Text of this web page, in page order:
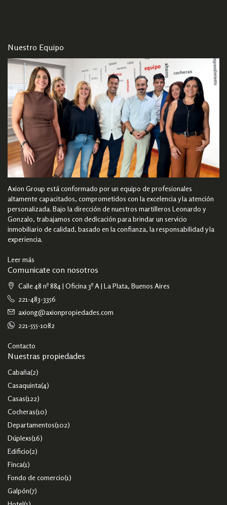
Nuestro Equipo
Axion Group está conformado por un equipo de profesionales
altamente capacitados, comprometidos con la excelencia y la atención
personalizada. Bajo la dirección de nuestros martilleros Leonardo y
Gonzalo, trabajamos con dedicación para brindar un servicio
inmobiliario de calidad, basado en la confianza, la responsabilidad y la
experiencia.
Leer más
Comunicate con nosotros
Calle 48 nº 884 | Oficina 3º A | La Plata, Buenos Aires
221-483-3356
axiong@axionpropiedades.com
221-555-1082
Contacto
Nuestras propiedades
Cabaña(2)
Casaquinta(4)
Casas(122)
Cocheras(10)
Departamentos(102)
Dúplexs(16)
Edificio(2)
Finca(1)
Fondo de comercio(1)
Galpón(7)